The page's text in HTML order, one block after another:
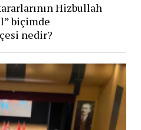
Hizbullah
biçimde
nedir?